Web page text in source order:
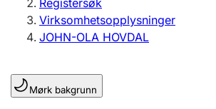
Enkeltpersonforetak
Registrere, endre, slette
Lag og forening
Registersøk
Virksomhetsopplysninger
JOHN-OLA HOVDAL
Mørk bakgrunn